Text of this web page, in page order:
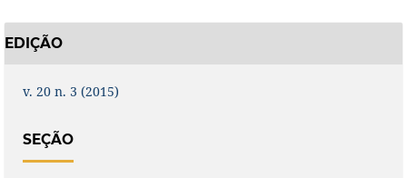
EDIÇÃO
v. 20 n. 3 (2015)
SEÇÃO